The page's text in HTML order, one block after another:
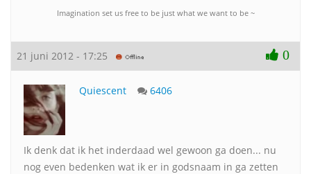
Imagination set us free to be just what we want to be ~
21 juni 2012 - 17:25 0
Quiescent 6406
Ik denk dat ik het inderdaad wel gewoon ga doen... nu
nog even bedenken wat ik er in godsnaam in ga zetten